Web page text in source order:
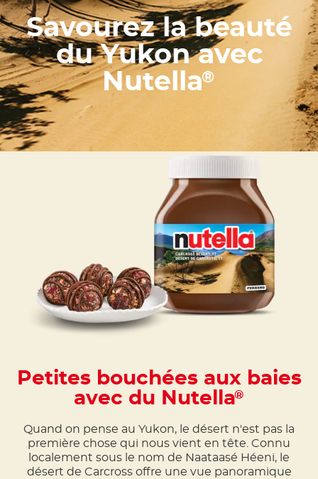
Savourez la beauté
du Yukon avec
Nutella®
Petites bouchées aux baies
avec du Nutella®
Quand on pense au Yukon, le désert n'est pas la
première chose qui nous vient en tête. Connu
localement sous le nom de Naataasé Héeni, le
désert de Carcross offre une vue panoramique